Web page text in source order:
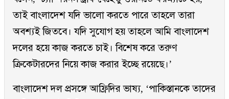
তাই বাংলাদেশ যদি ভালো করতে পারে তাহলে তারা
অবশ্যই জিতবে। যদি সুযোগ হয় তাহলে আমি বাংলাদেশ
দলের হয়ে কাজ করতে চাই। বিশেষ করে তরুণ
ক্রিকেটারদের নিয়ে কাজ করার ইচ্ছে রয়েছে।’
বাংলাদেশ দল প্রসঙ্গে আফ্রিদির ভাষ্য, ‘পাকিস্তানকে তাদের